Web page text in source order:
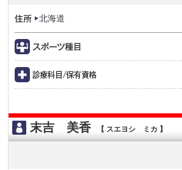
北海道
末吉 美香 【 スエヨシ ミカ 】